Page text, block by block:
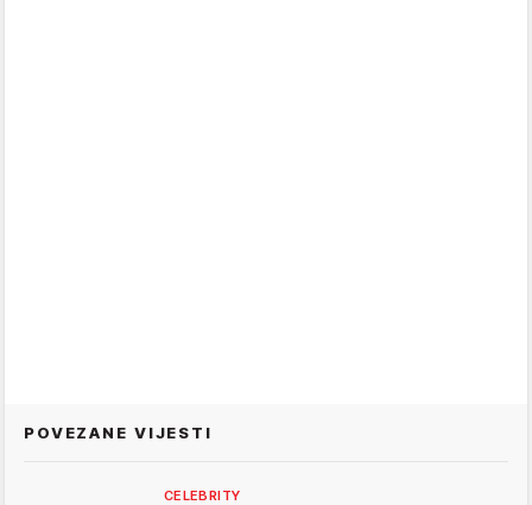
POVEZANE VIJESTI
CELEBRITY